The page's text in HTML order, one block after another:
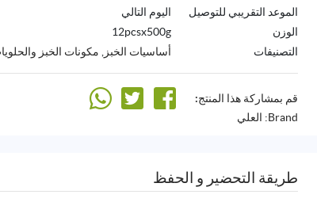
الموعد التقريبي للتوصيل
اليوم التالي
الوزن
12pcsx500g
التصنيفات
أساسيات الخبز , مكونات الخبز
قم بمشاركة هذا المنتج:
Brand: العلي
طريقة التحضير و الحفظ